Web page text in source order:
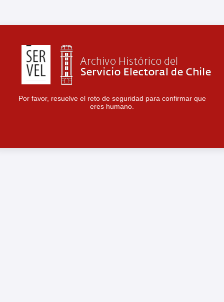
Por favor, resuelve el reto de seguridad para confirmar que
eres humano.